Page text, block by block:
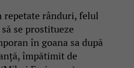
repetate rânduri, felul
se prostitueze
în goana sa după
împătimit de